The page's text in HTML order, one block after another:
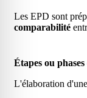
Les EPD sont
comparabilité
Étapes ou
L'élaboration